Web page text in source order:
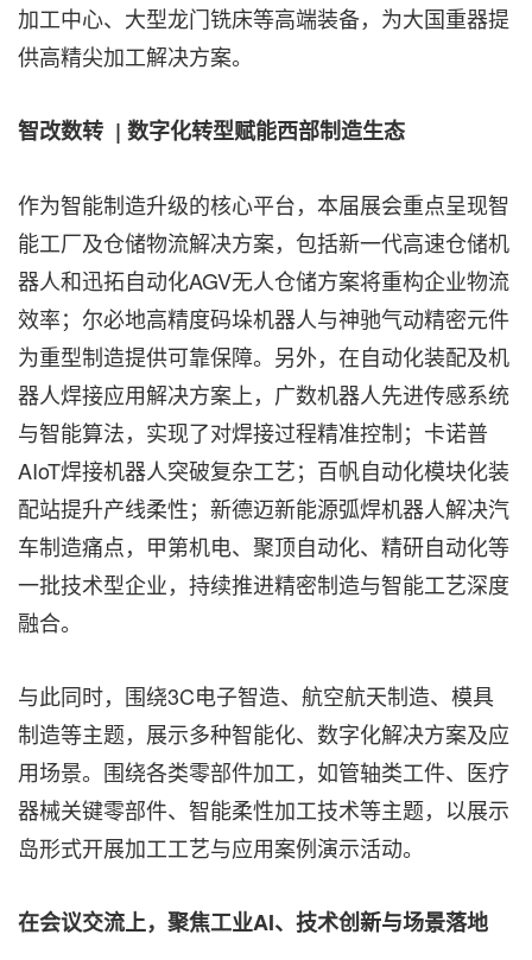
加工中心、大型龙门铣床等高端装备，为大国重器提
供高精尖加工解决方案。
智改数转 | 数字化转型赋能西部制造生态
作为智能制造升级的核心平台，本届展会重点呈现智
能工厂及仓储物流解决方案，包括新一代高速仓储机
器人和迅拓自动化AGV无人仓储方案将重构企业物流
效率；尔必地高精度码垛机器人与神驰气动精密元件
为重型制造提供可靠保障。另外，在自动化装配及机
器人焊接应用解决方案上，广数机器人先进传感系统
与智能算法，实现了对焊接过程精准控制；卡诺普
AIoT焊接机器人突破复杂工艺；百帆自动化模块化装
配站提升产线柔性；新德迈新能源弧焊机器人解决汽
车制造痛点，甲第机电、聚顶自动化、精研自动化等
一批技术型企业，持续推进精密制造与智能工艺深度
融合。
与此同时，围绕3C电子智造、航空航天制造、模具
制造等主题，展示多种智能化、数字化解决方案及应
用场景。围绕各类零部件加工，如管轴类工件、医疗
器械关键零部件、智能柔性加工技术等主题，以展示
岛形式开展加工工艺与应用案例演示活动。
在会议交流上，聚焦工业AI、技术创新与场景落地